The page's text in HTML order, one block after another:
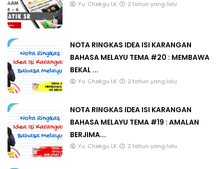
Yu. Chekgu LK 2 tahun yang lalu
NOTA RINGKAS IDEA ISI KARANGAN
BAHASA MELAYU TEMA #20 : MEMBAWA
BEKAL ...
Yu. Chekgu LK 2 tahun yang lalu
NOTA RINGKAS IDEA ISI KARANGAN
BAHASA MELAYU TEMA #19 : AMALAN
BERJIMA...
Yu. Chekgu LK 2 tahun yang lalu